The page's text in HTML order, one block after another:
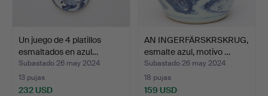
Un juego de 4 platillos
esmaltados en azul…
Subastado 26 may 2024
13 pujas
232 USD
AN INGERFÄRSKRSKRUG,
esmalte azul, motivo …
Subastado 26 may 2024
18 pujas
159 USD